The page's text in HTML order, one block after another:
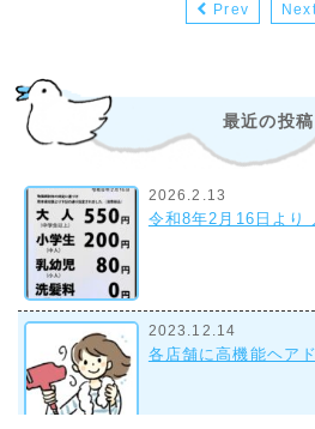
Prev Next
最近の投稿
2026.2.13
令和8年2月16日より
2023.12.14
各店舗に高機能ヘア